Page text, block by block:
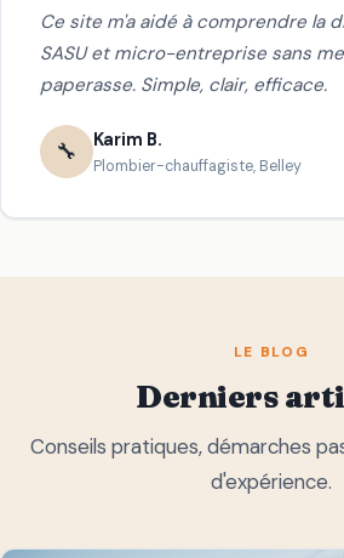
Ce site m'a aidé à comprendre la
SASU et micro-entreprise sans
paperasse. Simple, clair, efficace.
🔧 Karim B.
Plombier-chauffagiste, Belley
LE BLOG
Derniers
Conseils pratiques, démarches
d'expérience.